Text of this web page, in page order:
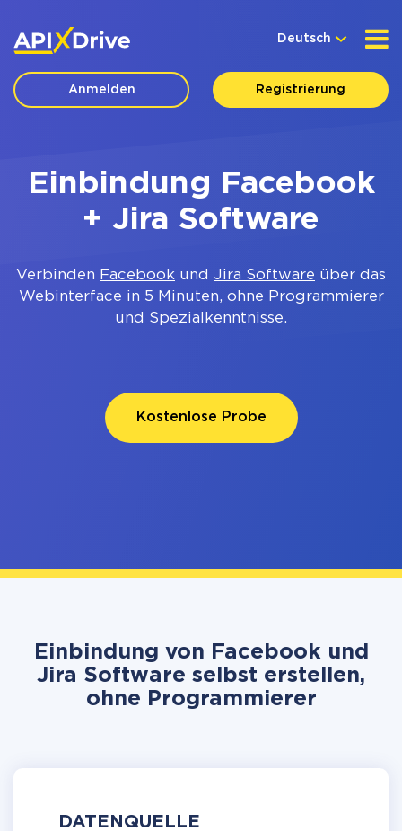
Deutsch
Anmelden Registrierung
Einbindung Facebook
+ Jira Software
Verbinden Facebook und Jira Software über das
Webinterface in 5 Minuten, ohne Programmierer
und Spezialkenntnisse.
Kostenlose Probe
Einbindung von Facebook und
Jira Software selbst erstellen,
ohne Programmierer
DATENQUELLE